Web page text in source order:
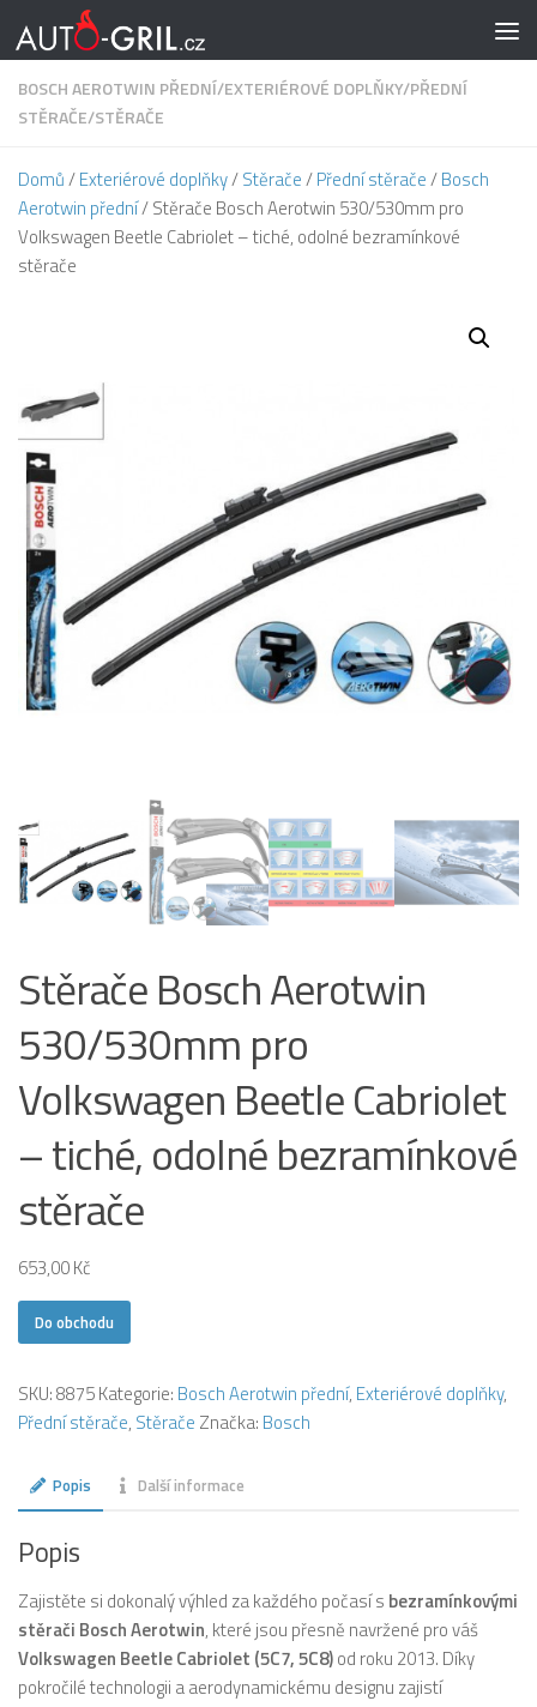
Skip to content
BOSCH AEROTWIN PŘEDNÍ/EXTERIÉROVÉ DOPLŇKY/PŘEDNÍ
STĚRAČE/STĚRAČE
Domů/Exteriérové doplňky/Stěrače/Přední stěrače/Bosch
Aerotwin přední/ Stěrače Bosch Aerotwin 530/530mm pro
Volkswagen Beetle Cabriolet – tiché, odolné bezramínkové
stěrače
Stěrače Bosch Aerotwin
530/530mm pro
Volkswagen Beetle Cabriolet
– tiché, odolné bezramínkové
stěrače
653,00Kč
Do obchodu
SKU:8875Kategorie: Bosch Aerotwin přední, Exteriérové doplňky,
Přední stěrače, Stěrače Značka: Bosch
Popis Další informace
Popis
Zajistěte si dokonalý výhled za každého počasí s bezramínkovými
stěrači Bosch Aerotwin, které jsou přesně navržené pro váš
Volkswagen Beetle Cabriolet (5C7, 5C8)od roku 2013. Díky
pokročilé technologii a aerodynamickému designu zajistí